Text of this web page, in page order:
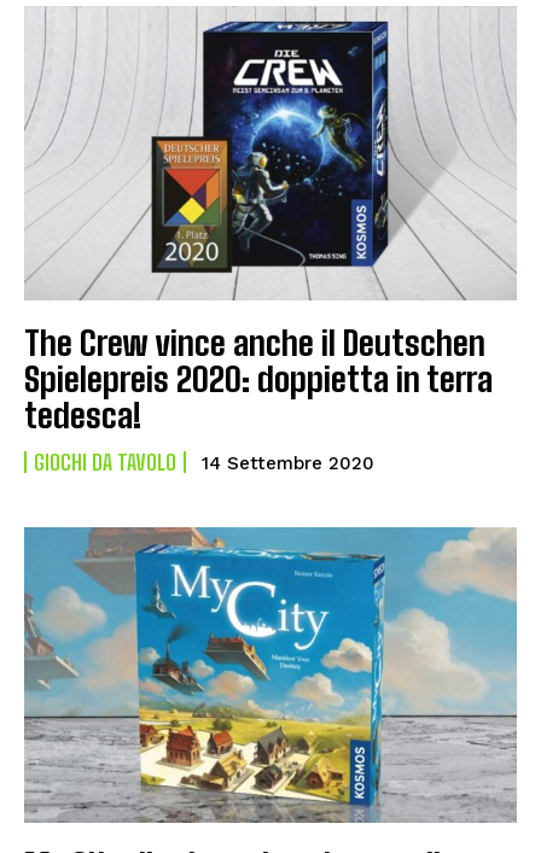
The Crew vince anche il Deutschen
Spielepreis 2020: doppietta in terra
tedesca!
GIOCHI DA TAVOLO 14 Settembre 2020